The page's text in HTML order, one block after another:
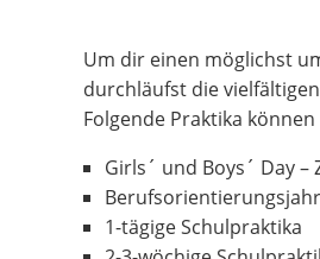
Um dir einen möglichst
durchläufst die
Folgende Praktika
Girls´ und Boys´ Day –
Berufsorientierungsjahr
1-tägige Schulpraktika